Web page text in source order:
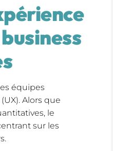
équipes
Alors que
le
sur les